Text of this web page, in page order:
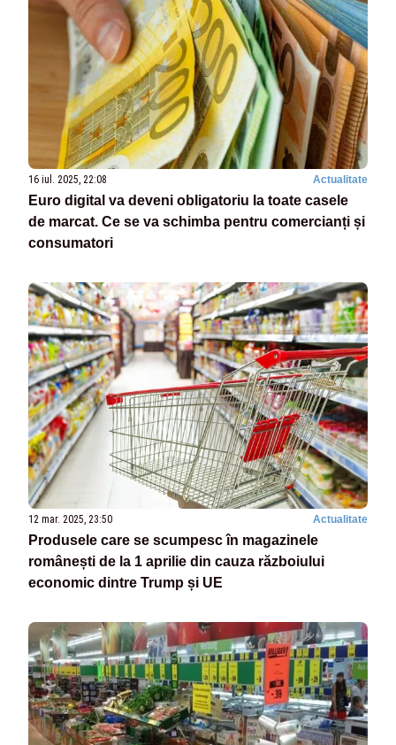
16 iul. 2025, 22:08 Actualitate
Euro digital va deveni obligatoriu la toate casele
de marcat. Ce se va schimba pentru comercianți și
consumatori
12 mar. 2025, 23:50 Actualitate
Produsele care se scumpesc în magazinele
românești de la 1 aprilie din cauza războiului
economic dintre Trump și UE